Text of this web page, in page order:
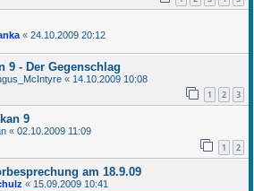
« 24.10.2009 20:12
9 - Der Gegenschlag
« 14.10.2009 10:08
1 2 3
9
« 02.10.2009 11:09
1 2
am 18.9.09
« 15.09.2009 10:41